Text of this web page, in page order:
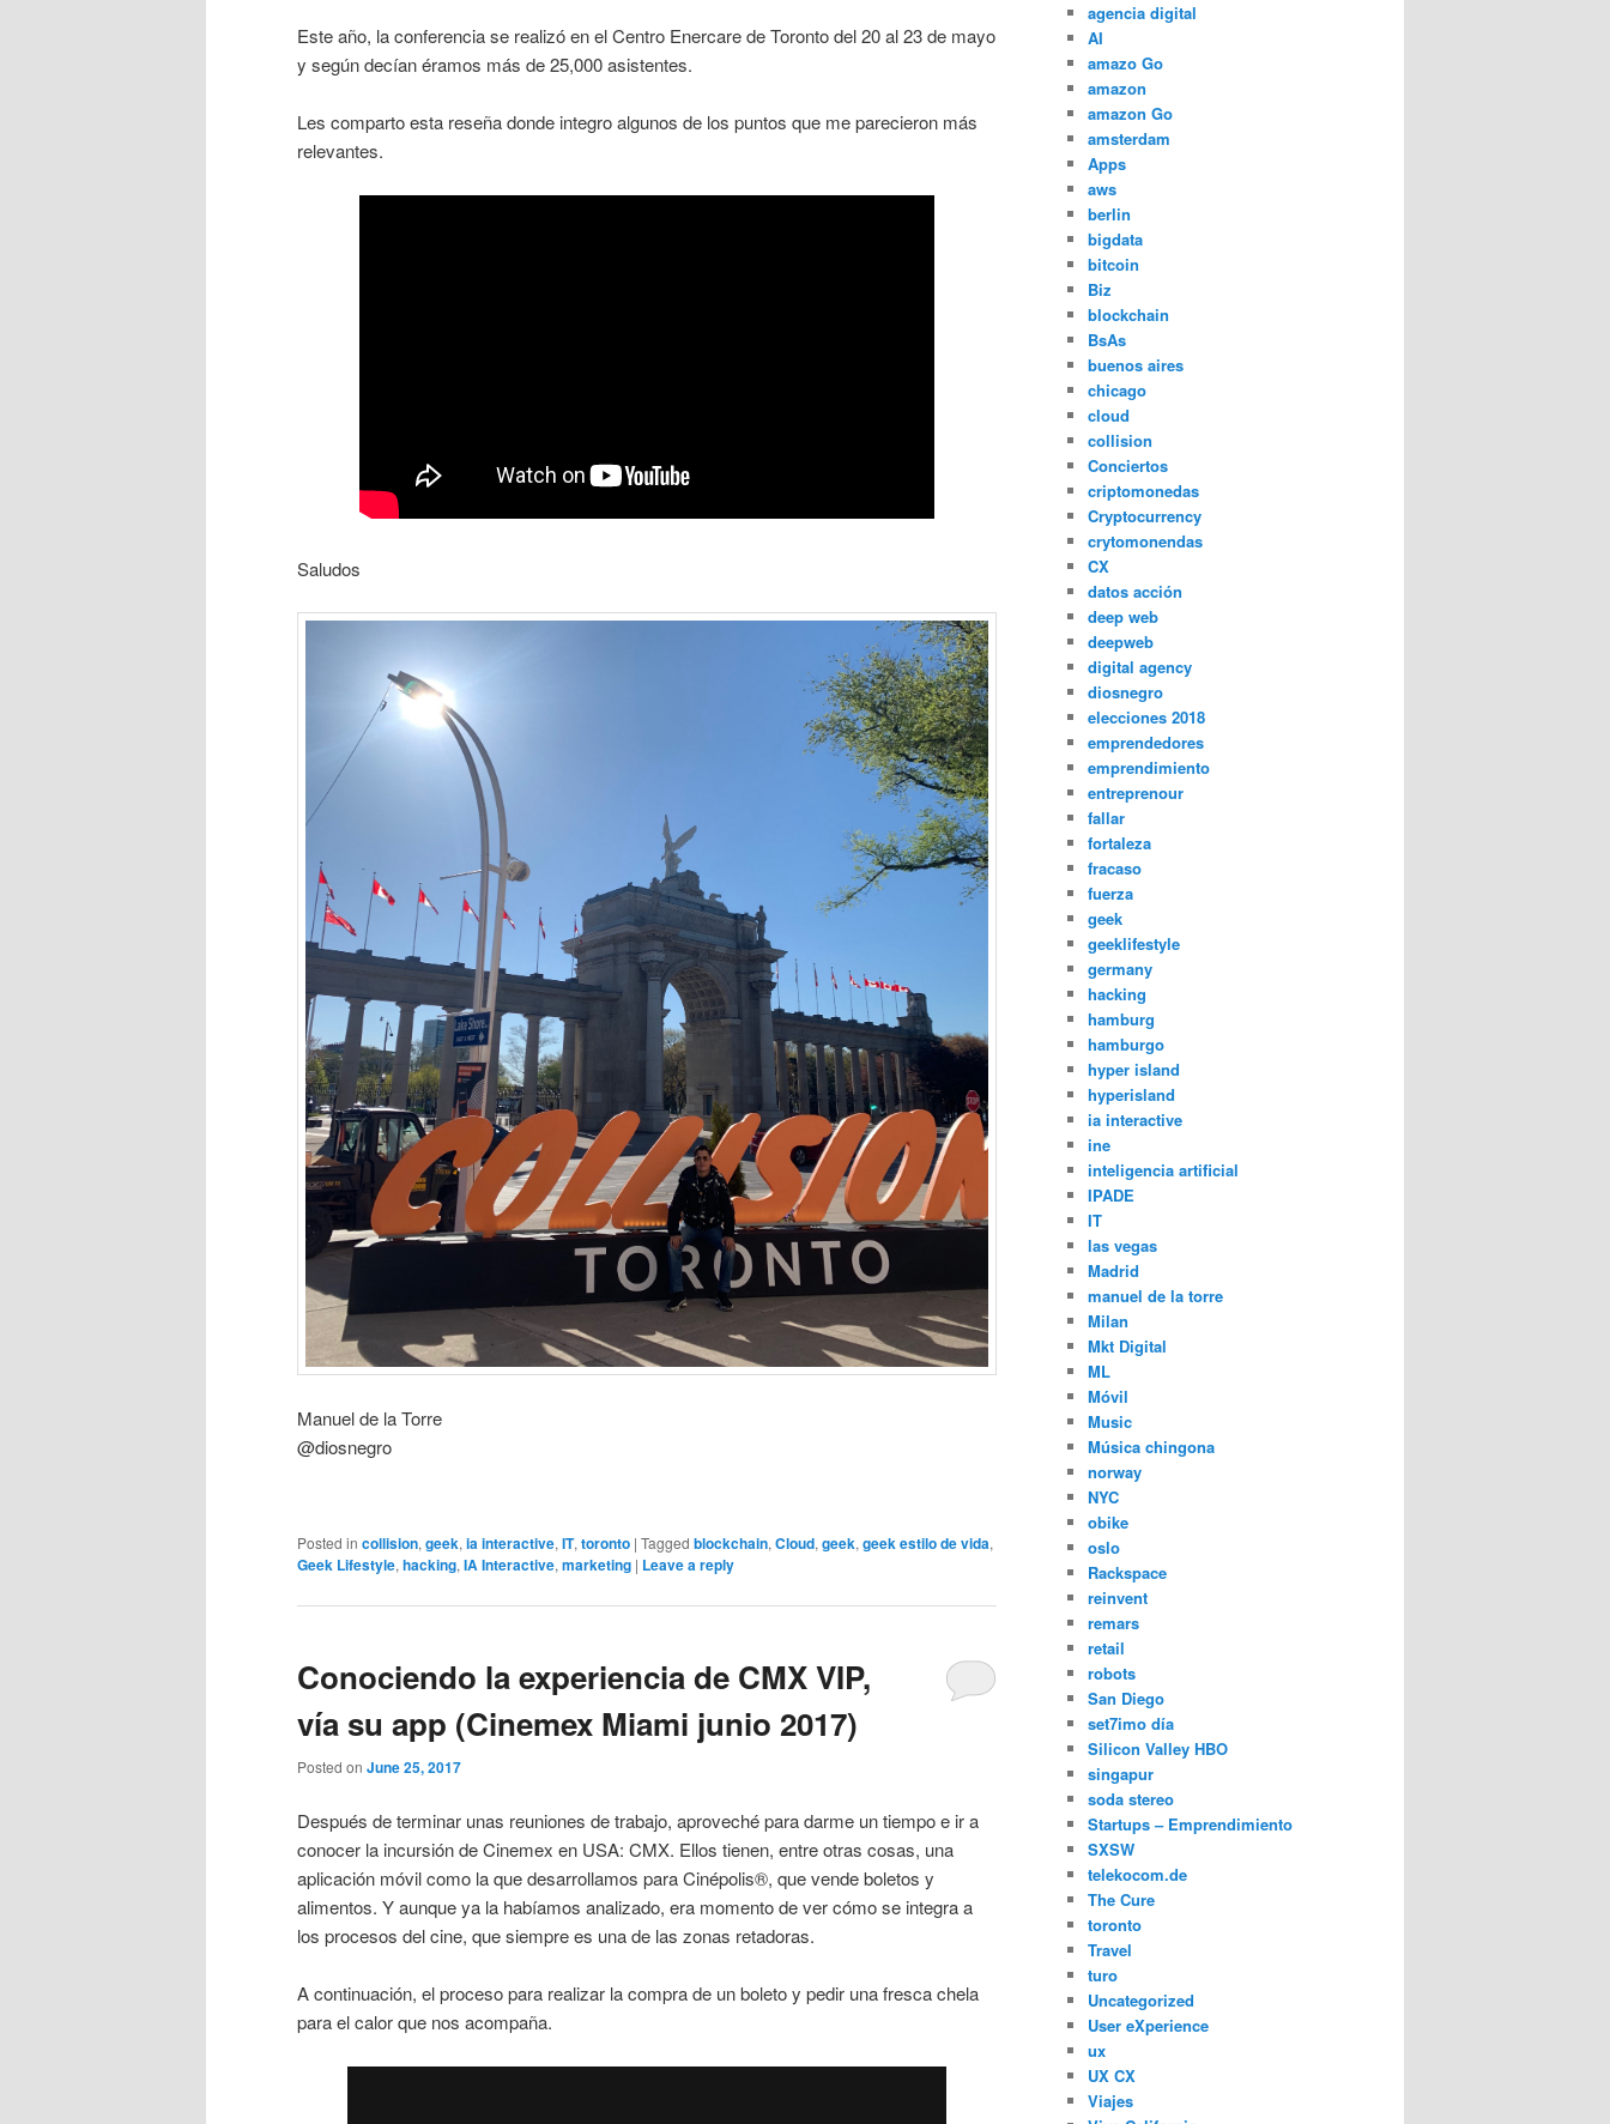
Este año, la conferencia se realizó en el Centro Enercare de Toronto del 20 al 23 de mayo
y según decían éramos más de 25,000 asistentes.
Les comparto esta reseña donde integro algunos de los puntos que me parecieron más
relevantes.
Saludos
Manuel de la Torre
@diosnegro
Posted in collision, geek, ia interactive, IT, toronto | Tagged blockchain, Cloud, geek, geek estilo de vida,
Geek Lifestyle, hacking, IA Interactive, marketing | Leave a reply
Conociendo la experiencia de CMX VIP,
vía su app (Cinemex Miami junio 2017)
Posted on June 25, 2017
Después de terminar unas reuniones de trabajo, aproveché para darme un tiempo e ir a
conocer la incursión de Cinemex en USA: CMX. Ellos tienen, entre otras cosas, una
aplicación móvil como la que desarrollamos para Cinépolis®, que vende boletos y
alimentos. Y aunque ya la habíamos analizado, era momento de ver cómo se integra a
los procesos del cine, que siempre es una de las zonas retadoras.
A continuación, el proceso para realizar la compra de un boleto y pedir una fresca chela
para el calor que nos acompaña.
agencia digital
AI
amazo Go
amazon
amazon Go
amsterdam
Apps
aws
berlin
bigdata
bitcoin
Biz
blockchain
BsAs
buenos aires
chicago
cloud
collision
Conciertos
criptomonedas
Cryptocurrency
crytomonendas
CX
datos acción
deep web
deepweb
digital agency
diosnegro
elecciones 2018
emprendedores
emprendimiento
entreprenour
fallar
fortaleza
fracaso
fuerza
geek
geeklifestyle
germany
hacking
hamburg
hamburgo
hyper island
hyperisland
ia interactive
ine
inteligencia artificial
IPADE
IT
las vegas
Madrid
manuel de la torre
Milan
Mkt Digital
ML
Móvil
Music
Música chingona
norway
NYC
obike
oslo
Rackspace
reinvent
remars
retail
robots
San Diego
set7imo día
Silicon Valley HBO
singapur
soda stereo
Startups – Emprendimiento
SXSW
telekocom.de
The Cure
toronto
Travel
turo
Uncategorized
User eXperience
ux
UX CX
Viajes